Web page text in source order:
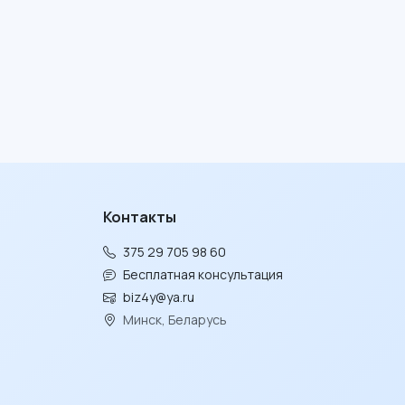
Контакты
375 29 705 98 60
Бесплатная консультация
biz4y@ya.ru
Минск, Беларусь